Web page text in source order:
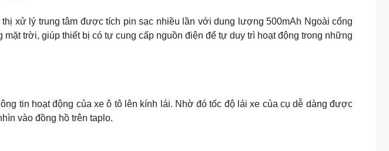
xử lý trung tâm được tích pin sạc nhiều lần với dung lượng 500mAh Ngoài cổng
trời, giúp thiết bị có tự cung cấp nguồn điện để tự duy trì hoạt động trong những
tin hoạt động của xe ô tô lên kính lái. Nhờ đó tốc độ lái xe của cụ dễ dàng được
vào đồng hồ trên taplo.